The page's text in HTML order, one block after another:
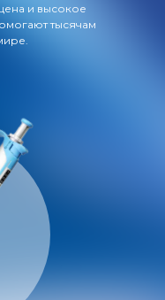
и высокое
тысячам